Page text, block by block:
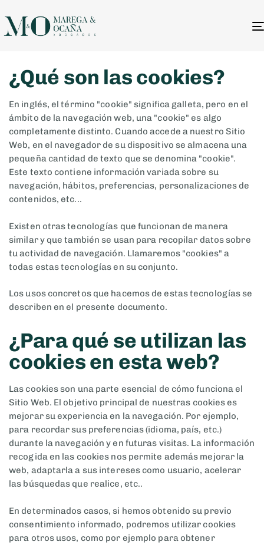
¿Qué son las cookies?
En inglés, el término "cookie" significa galleta, pero en el
ámbito de la navegación web, una "cookie" es algo
completamente distinto. Cuando accede a nuestro Sitio
Web, en el navegador de su dispositivo se almacena una
pequeña cantidad de texto que se denomina "cookie".
Este texto contiene información variada sobre su
navegación, hábitos, preferencias, personalizaciones de
contenidos, etc...
Existen otras tecnologías que funcionan de manera
similar y que también se usan para recopilar datos sobre
tu actividad de navegación. Llamaremos "cookies" a
todas estas tecnologías en su conjunto.
Los usos concretos que hacemos de estas tecnologías se
describen en el presente documento.
¿Para qué se utilizan las
cookies en esta web?
Las cookies son una parte esencial de cómo funciona el
Sitio Web. El objetivo principal de nuestras cookies es
mejorar su experiencia en la navegación. Por ejemplo,
para recordar sus preferencias (idioma, país, etc.)
durante la navegación y en futuras visitas. La información
recogida en las cookies nos permite además mejorar la
web, adaptarla a sus intereses como usuario, acelerar
las búsquedas que realice, etc..
En determinados casos, si hemos obtenido su previo
consentimiento informado, podremos utilizar cookies
para otros usos, como por ejemplo para obtener